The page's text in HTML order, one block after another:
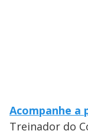
Acompanhe a
Treinador do